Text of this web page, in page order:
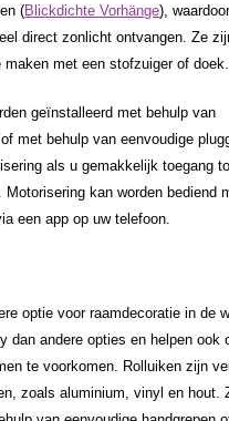
(Blickdichte Vorhänge),
direct zonlicht ontvangen. Ze
met een stofzuiger of doek.
geïnstalleerd met behulp van
met behulp van eenvoudige
als u gemakkelijk toegang
Motorisering kan worden bediend
een app op uw telefoon.
optie voor raamdecoratie in de
dan andere opties en helpen ook
te voorkomen. Rolluiken zijn
zoals aluminium, vinyl en hout.